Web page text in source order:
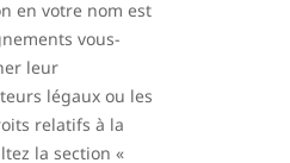
en votre nom est
vous-
leur
légaux ou les
relatifs à la
la section «